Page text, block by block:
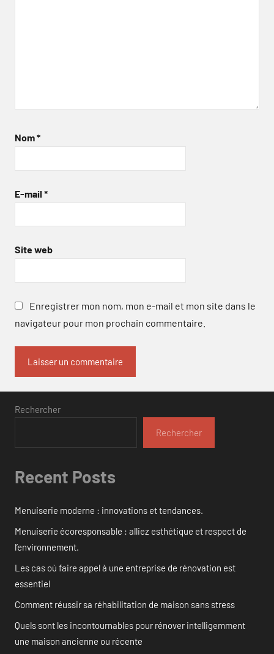
Nom*
E-mail *
Site web
Enregistrer mon nom, mon e-mail et mon site dans le
navigateur pour mon prochain commentaire.
Rechercher
Rechercher
Recent Posts
Menuiserie moderne : innovations et tendances.
Menuiserie écoresponsable : alliez esthétique et respect de
l’environnement.
Les cas où faire appel à une entreprise de rénovation est
essentiel
Comment réussir sa réhabilitation de maison sans stress
Quels sont les incontournables pour rénover intelligemment
une maison ancienne ou récente